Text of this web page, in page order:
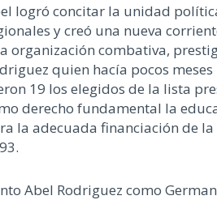
logró concitar la unidad
y creó una nueva
organización combativa,
quien hacía pocos
19 los elegidos de la lista
derecho fundamental la
la adecuada financiación de
Abel Rodriguez como